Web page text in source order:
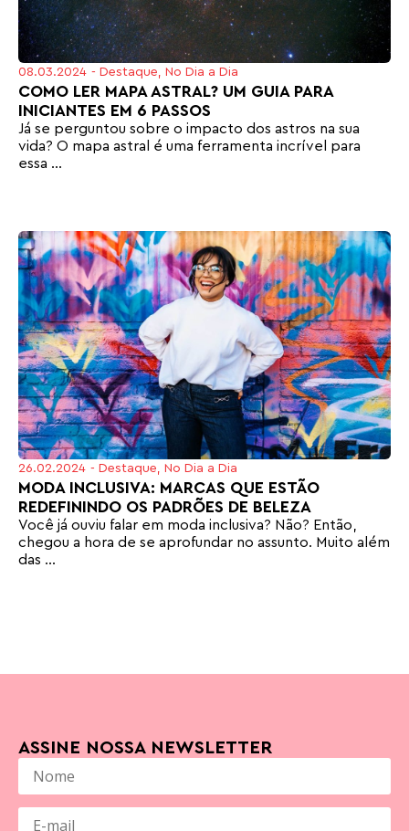
08.03.2024 - Destaque, No Dia a Dia
COMO LER MAPA ASTRAL? UM GUIA PARA
INICIANTES EM 6 PASSOS
Já se perguntou sobre o impacto dos astros na sua
vida? O mapa astral é uma ferramenta incrível para
essa ...
26.02.2024 - Destaque, No Dia a Dia
MODA INCLUSIVA: MARCAS QUE ESTÃO
REDEFININDO OS PADRÕES DE BELEZA
Você já ouviu falar em moda inclusiva? Não? Então,
chegou a hora de se aprofundar no assunto. Muito além
das ...
ASSINE NOSSA NEWSLETTER